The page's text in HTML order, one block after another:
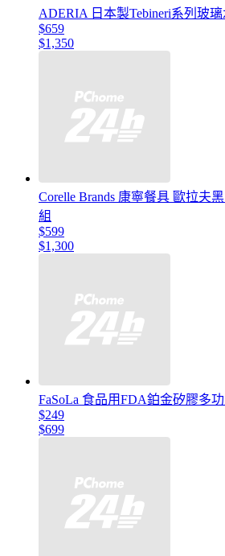
ADERIA 日本製Tebineri系列玻璃
$659
$1,350
Corelle Brands 康寧餐具 歐拉夫
組
$599
$1,300
FaSoLa 食品用FDA鉑金矽膠多
$249
$699